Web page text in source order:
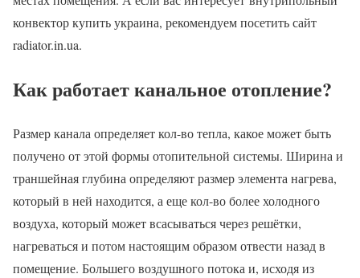
конвектор купить украина, рекомендуем посетить сайт
radiator.in.ua.
Как работает канальное отопление?
Размер канала определяет кол-во тепла, какое может быть
получено от этой формы отопительной системы. Ширина и
траншейная глубина определяют размер элемента нагрева,
который в ней находится, а еще кол-во более холодного
воздуха, который может всасываться через решётки,
нагреваться и потом настоящим образом отвести назад в
помещение. Большего воздушного потока и, исходя из